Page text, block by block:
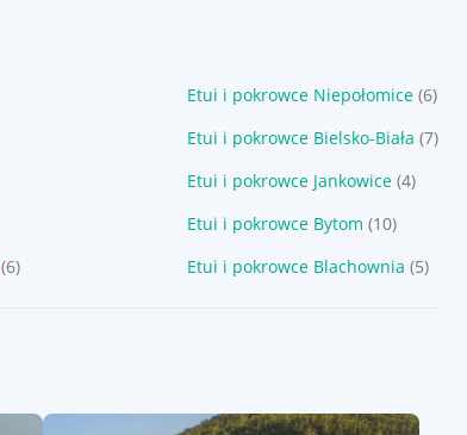
Etui i pokrowce Niepołomice (6)
Etui i pokrowce Bielsko-Biała (7)
Etui i pokrowce Jankowice (4)
Etui i pokrowce Bytom (10)
(6) Etui i pokrowce Blachownia (5)